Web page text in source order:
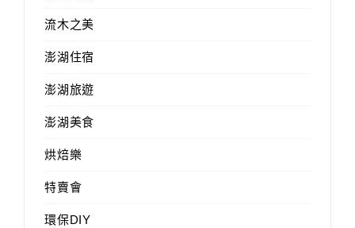
流木之美
澎湖住宿
澎湖旅遊
澎湖美食
烘焙樂
特賣會
環保DIY